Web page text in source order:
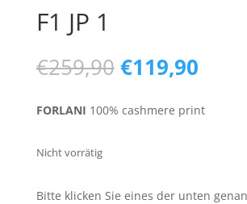
F1 JP 1
€259,90
Preis
war:
€259,90
€119,90
ist:
FORLANI 100% cashmere print
Nicht vorrätig
Bitte klicken Sie eines der unten